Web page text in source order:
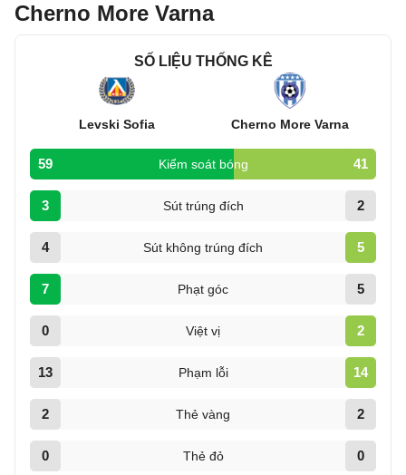
Cherno More Varna
SỐ LIỆU THỐNG KÊ
Levski Sofia Cherno More Varna
59 Kiểm soát bóng 41
3 Sút trúng đích 2
4 Sút không trúng đích 5
7 Phạt góc 5
0 Việt vị 2
13 Phạm lỗi 14
2 Thẻ vàng 2
0 Thẻ đỏ 0